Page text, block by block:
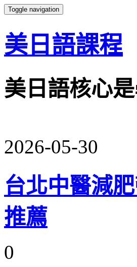
Toggle navigation
美日語課程
美日語核心
2026-05-30
台北中醫減
推薦
0